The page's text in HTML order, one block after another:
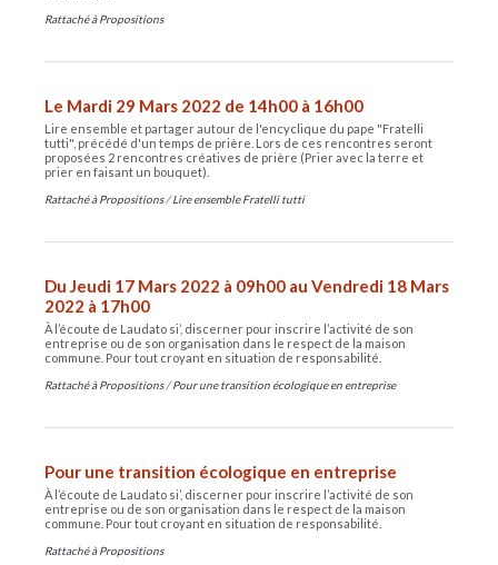
Rattaché à Propositions
Le Mardi 29 Mars 2022 de 14h00 à 16h00
Lire ensemble et partager autour de l'encyclique du pape "Fratelli
tutti", précédé d'un temps de prière. Lors de ces rencontres seront
proposées 2 rencontres créatives de prière (Prier avec la terre et
prier en faisant un bouquet).
Rattaché à Propositions /Lire ensemble Fratelli tutti
Du Jeudi 17 Mars 2022 à 09h00 au Vendredi 18 Mars
2022 à 17h00
À l’écoute de Laudato si’, discerner pour inscrire l’activité de son
entreprise ou de son organisation dans le respect de la maison
commune. Pour tout croyant en situation de responsabilité.
Rattaché à Propositions /Pour une transition écologique en entreprise
Pour une transition écologique en entreprise
À l’écoute de Laudato si’, discerner pour inscrire l’activité de son
entreprise ou de son organisation dans le respect de la maison
commune. Pour tout croyant en situation de responsabilité.
Rattaché à Propositions